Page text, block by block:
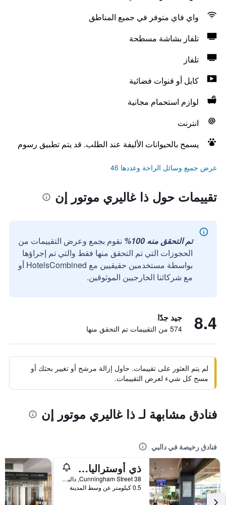
واي فاي متوفر في جميع المناطق
تلفاز بشاشة مسطحة
تلفاز
كابل أو قنوات فضائية
لوازم استحمام مجانية
انترنت
يسمح بالحيوانات الأليفة عند الطلب. قد يتم تطبيق رسوم
عرض جميع وسائل الراحة وعددها 46
تقييمات حول ذا غاليري موتور إن
تم التحقق منه 100%
نقوم بجمع وعرض التقييمات من
الحجوزات التي تم التحقق منها فقط والتي تم إجراؤها
بواسطة مستخدمين حقيقيين مع HotelsCombined أو
مع شركائنا الخارجيين الموثوقين.
8.4 جيد جدًا
574 من التقييمات تم التحقق منها
لم يتم العثور على تقييمات. حاول إزالة مرشح أو تغيير بحثك أو
مسح كل شيء لعرض التقييمات.
فنادق مشابهة لـ ذا غاليري موتور إن
فنادق رخيصة في دالبي
ذي أوستراليان هوتل موتل دالبي
38 Cunningham Street, دالبي, QLD, أستراليا
0.5 كيلومتر عن وسط المدينة